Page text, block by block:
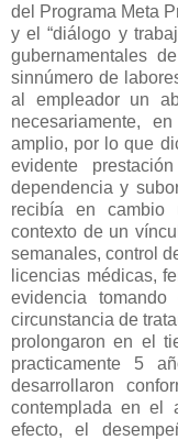
del Programa Meta
y el “diálogo y
gubernamentales
sinnúmero de
al empleador un
necesariamente,
amplio, por lo que
evidente
dependencia y
recibía en cambio
contexto de un
semanales, control
licencias médicas,
evidencia tomando
circunstancia de
prolongaron en el
practicamente 5
desarrollaron
contemplada en el
efecto, el